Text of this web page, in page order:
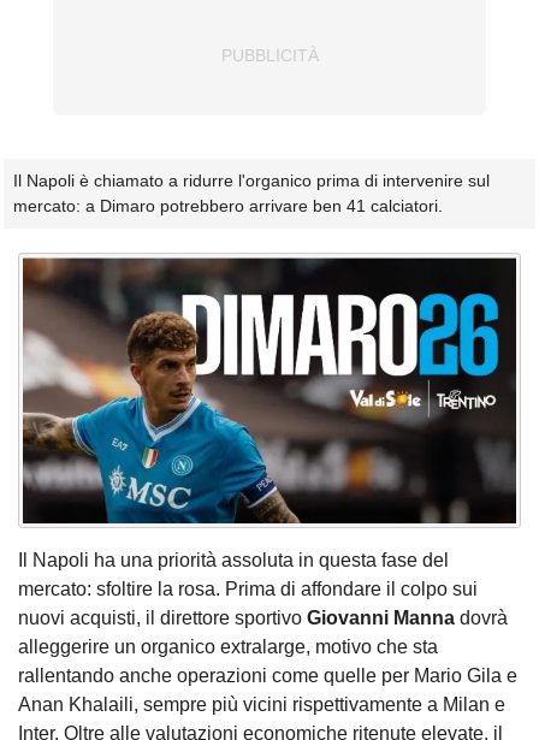
Il Napoli è chiamato a ridurre l'organico prima di intervenire sul
mercato: a Dimaro potrebbero arrivare ben 41 calciatori.
Il Napoli ha una priorità assoluta in questa fase del
mercato: sfoltire la rosa. Prima di affondare il colpo sui
nuovi acquisti, il direttore sportivo Giovanni Manna dovrà
alleggerire un organico extralarge, motivo che sta
rallentando anche operazioni come quelle per Mario Gila e
Anan Khalaili, sempre più vicini rispettivamente a Milan e
Inter. Oltre alle valutazioni economiche ritenute elevate, il